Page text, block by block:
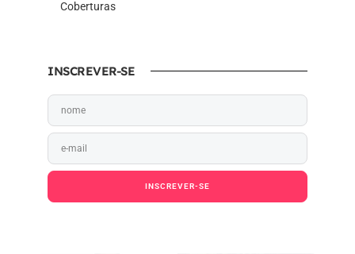
Coberturas
INSCREVER-SE
INSCREVER-SE